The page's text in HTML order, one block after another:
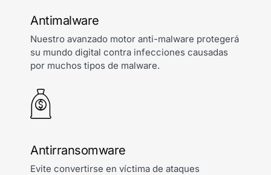
Antimalware
Nuestro avanzado motor anti-malware protegerá
su mundo digital contra infecciones causadas
por muchos tipos de malware.
Antirransomware
Evite convertirse en víctima de ataques